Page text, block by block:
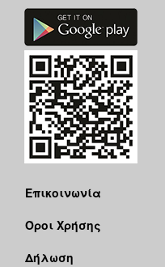
Επικοινωνία
Όροι Χρήσης
Δήλωση